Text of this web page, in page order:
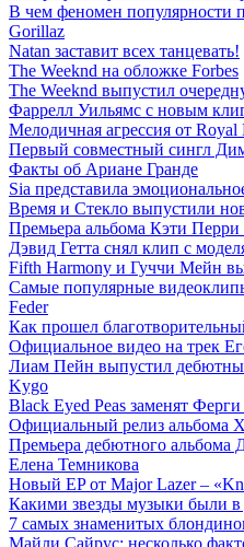
В чем феномен популярности
Gorillaz
Natan заставит всех танцевать!
The Weeknd на обложке Forbes
The Weeknd выпустил
Фаррелл Уильямс с новым
Мелодичная агрессия от Royal
Первый совместный сингл
Факты об Ариане Гранде
Sia представила
Время и Стекло выпустили
Премьера альбома Кэти Перри
Дэвид Гетта снял клип с
Fifth Harmony и Гуччи Мейн
Самые популярные
Feder
Как прошел
Официальное видео на трек
Лиам Пейн выпустил
Kygo
Black Eyed Peas заменят
Официальный релиз альбома
Премьера дебютного альбома
Елена Темникова
Новый EP от Major Lazer –
Какими звезды музыки были в
7 самых знаменитых
Майли Сайрус: несколько